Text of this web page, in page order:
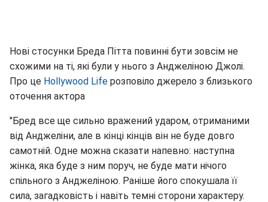
Нові стосунки Бреда Пітта повинні бути зовсім не
схожими на ті, які були у нього з Анджеліною Джолі.
Про це Hollywood Life розповіло джерело з близького
оточення актора
"Бред все ще сильно вражений ударом, отриманими
від Анджеліни, але в кінці кінців він не буде довго
самотній. Одне можна сказати напевно: наступна
жінка, яка буде з ним поруч, не буде мати нічого
спільного з Анджеліною. Раніше його спокушала її
сила, загадковість і навіть темні сторони характеру.